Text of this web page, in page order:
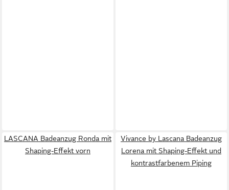
LASCANA Badeanzug Ronda mit
Shaping-Effekt vorn
Vivance by Lascana Badeanzug
Lorena mit Shaping-Effekt und
kontrastfarbenem Piping